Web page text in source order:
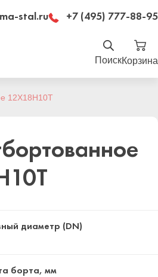
stal.ru +7 (495) 777-88-95
ПоискКорзина
12Х18Н10Т
диаметр (DN)
борта, мм